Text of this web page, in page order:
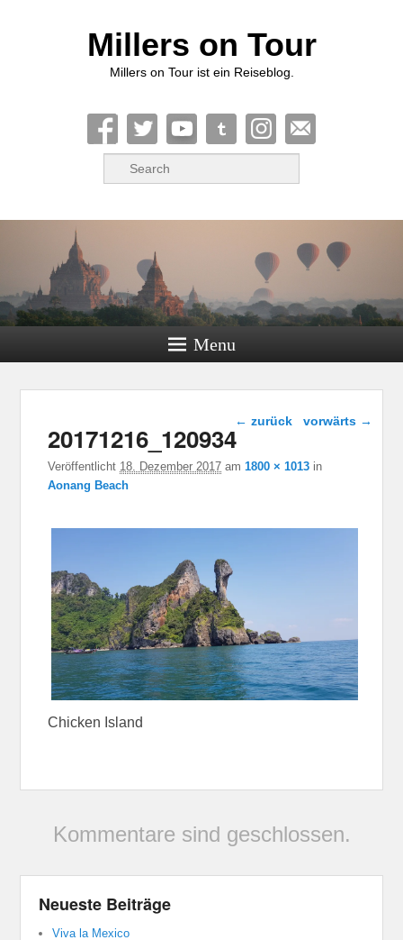
Millers on Tour
Millers on Tour ist ein Reiseblog.
Suche
Menu
Bild-Navigation
← zurück vorwärts →
20171216_120934
Veröffentlicht 18. Dezember 2017 am1800 × 1013 in
Aonang Beach
Chicken Island
Kommentare sind geschlossen.
Neueste Beiträge
Viva la Mexico